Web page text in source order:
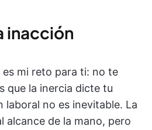
inacción
es mi reto para ti: no te
que la inercia dicte tu
laboral no es inevitable. La
alcance de la mano, pero